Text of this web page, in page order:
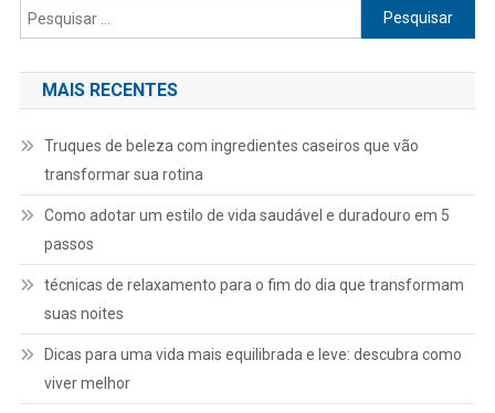
Pesquisar
por:
MAIS RECENTES
Truques de beleza com ingredientes caseiros que vão
transformar sua rotina
Como adotar um estilo de vida saudável e duradouro em 5
passos
técnicas de relaxamento para o fim do dia que transformam
suas noites
Dicas para uma vida mais equilibrada e leve: descubra como
viver melhor